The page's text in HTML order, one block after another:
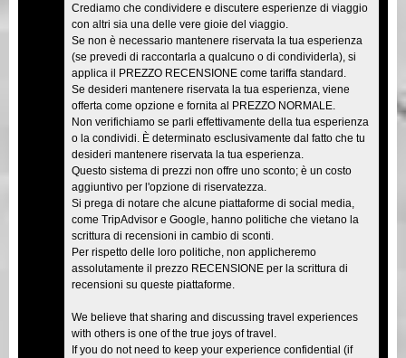
Crediamo che condividere e discutere esperienze di viaggio
con altri sia una delle vere gioie del viaggio.
Se non è necessario mantenere riservata la tua esperienza
(se prevedi di raccontarla a qualcuno o di condividerla), si
applica il PREZZO RECENSIONE come tariffa standard.
Se desideri mantenere riservata la tua esperienza, viene
offerta come opzione e fornita al PREZZO NORMALE.
Non verifichiamo se parli effettivamente della tua esperienza
o la condividi. È determinato esclusivamente dal fatto che tu
desideri mantenere riservata la tua esperienza.
Questo sistema di prezzi non offre uno sconto; è un costo
aggiuntivo per l'opzione di riservatezza.
Si prega di notare che alcune piattaforme di social media,
come TripAdvisor e Google, hanno politiche che vietano la
scrittura di recensioni in cambio di sconti.
Per rispetto delle loro politiche, non applicheremo
assolutamente il prezzo RECENSIONE per la scrittura di
recensioni su queste piattaforme.
We believe that sharing and discussing travel experiences
with others is one of the true joys of travel.
If you do not need to keep your experience confidential (if